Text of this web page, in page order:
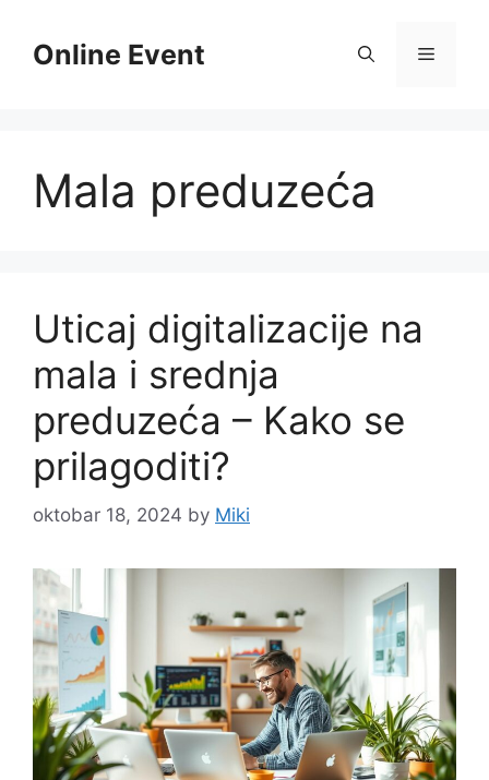
contentOnline Event Menu
Mala preduzeća
Uticaj digitalizacije na
mala i srednja
preduzeća – Kako se
prilagoditi?
oktobar 18, 2024 by Miki